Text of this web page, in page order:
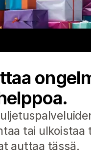
tai
auttaa tässä.